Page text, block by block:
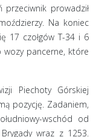
przeciwnik prowadził
Na koniec
17 czołgów T-34 i 6
wozy pancerne, które
Piechoty Górskiej
pozycję. Zadaniem,
wschód od
wraz z 1253.